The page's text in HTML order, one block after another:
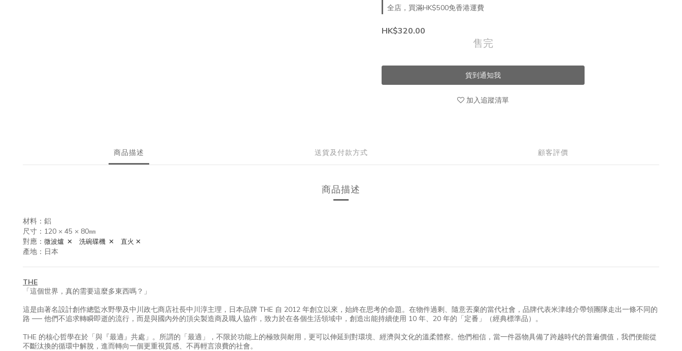
全店，買滿HK$500免香港運費
HK$320.00
售完
貨到通知我
加入追蹤清單
商品描述 送貨及付款方式 顧客評價
商品描述
材料：鋁
尺寸：120 × 45 × 80㎜
對應： 微波爐 ✕ 洗碗碟機 ✕ 直火 ✕
產地：日本
THE
「這個世界，真的需要這麼多東西嗎？」
這是由著名設計創作總監水野學及中川政七商店社長中川淳主理，日本品牌 THE 自 2012 年創立以來，始終在思考的命題。在物件過剩、隨意丟棄的當代社會，品牌代表米津雄介帶領團隊走出一條不同的
路 ── 他們不追求轉瞬即逝的流行，而是與國內外的頂尖製造商及職人協作，致力於在各個生活領域中，創造出能持續使用 10 年、20 年的「定番」（經典標準品）。
THE 的核心哲學在於「與『最適』共處」。所謂的「最適」，不限於功能上的極致與耐用，更可以伸延到對環境、經濟與文化的溫柔體察。他們相信，當一件器物具備了跨越時代的普遍價值，我們便能從
不斷汰換的循環中解脫，進而轉向一個更重視質感、不再輕言浪費的社會。